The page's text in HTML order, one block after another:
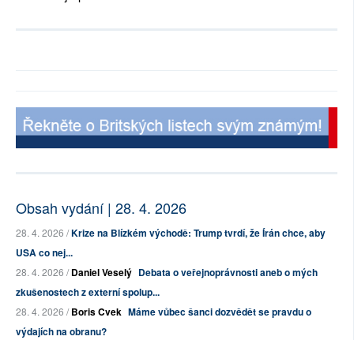
Obsah vydání | 28. 4. 2026
28. 4. 2026 /Krize na Blízkém východě: Trump tvrdí, že Írán chce, aby
USA co nej...
28. 4. 2026 /Daniel Veselý Debata o veřejnoprávnosti aneb o mých
zkušenostech z externí spolup...
28. 4. 2026 /Boris Cvek Máme vůbec šanci dozvědět se pravdu o
výdajích na obranu?